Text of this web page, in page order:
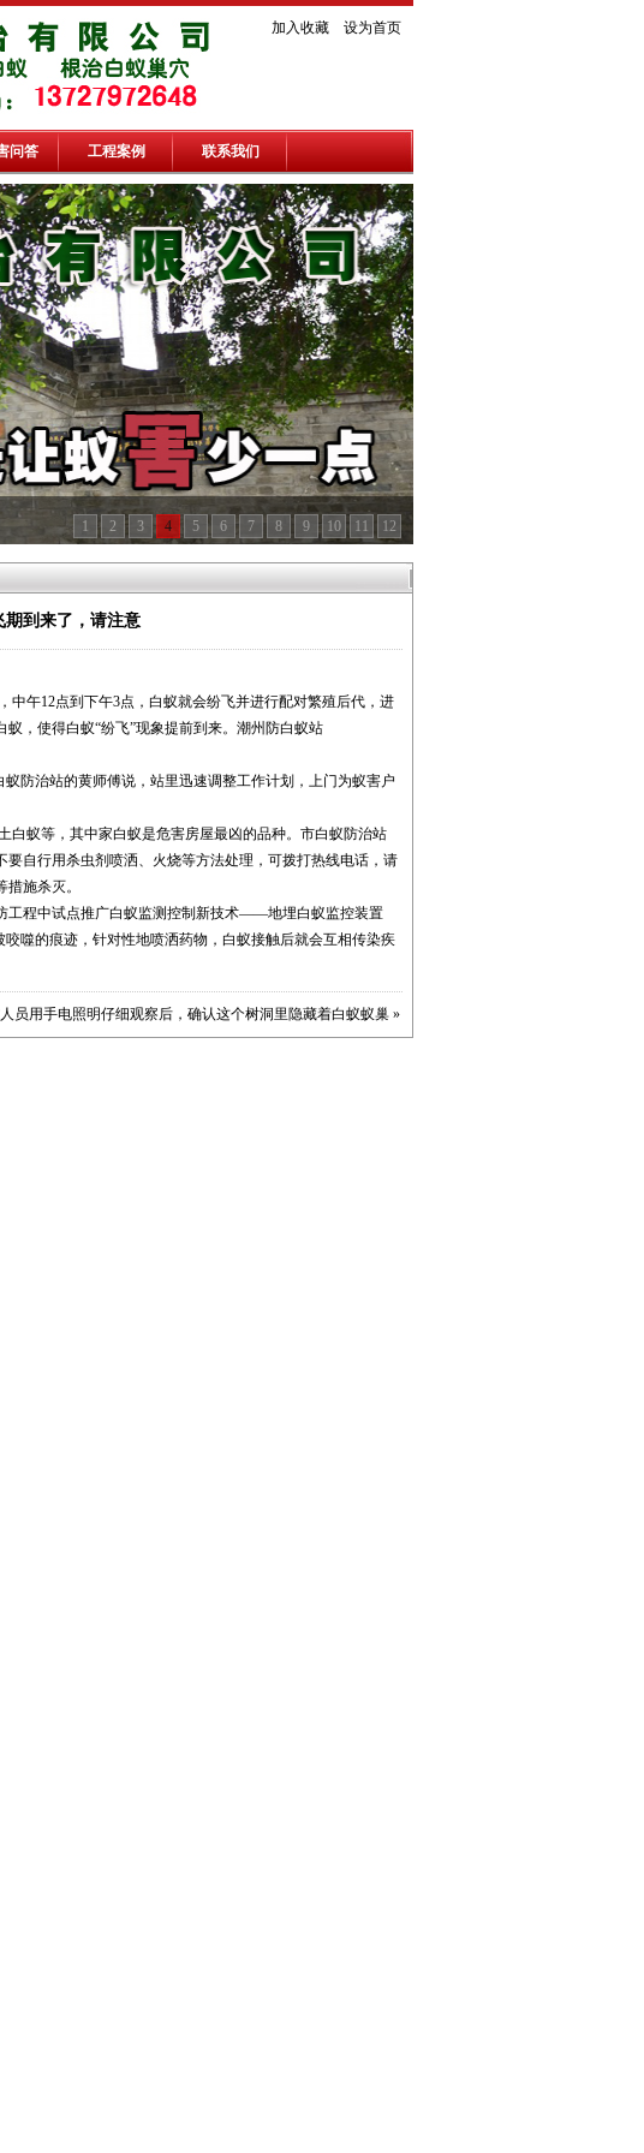
加入收藏 设为首页
问答 工程案例 联系我们
1 2 3 4 5 6 7 8 9 10 11 12
期到来了，请注意
午12点到下午3点，白蚁就会纷飞并进行配对繁殖后代，进
，使得白蚁“纷飞”现象提前到来。 潮州防白蚁站
防治站的黄师傅说，站里迅速调整工作计划，上门为蚁害户
蚁等，其中家白蚁是危害房屋最凶的品种。市白蚁防治站
自行用杀虫剂喷洒、火烧等方法处理，可拨打热线电话，请
施杀灭。
程中试点推广白蚁监测控制新技术——地埋白蚁监控装置
噬的痕迹，针对性地喷洒药物，白蚁接触后就会互相传染疾
员用手电照明仔细观察后，确认这个树洞里隐藏着白蚁蚁巢 »